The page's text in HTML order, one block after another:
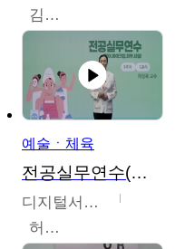
김신영
예술ㆍ체육
전공실무연수(헤어,메이크업,피부,네일)
디지털서울문화예술대학교
허정록